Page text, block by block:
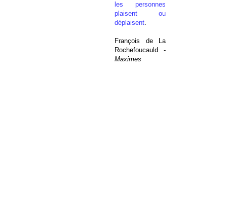
les personnes
plaisent ou
déplaisent.
François de La
Rochefoucauld -
Maximes